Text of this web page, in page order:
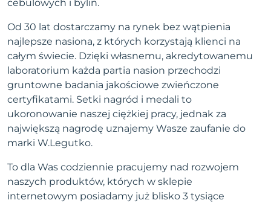
cebulowych i bylin.
Od 30 lat dostarczamy na rynek bez wątpienia
najlepsze nasiona, z których korzystają klienci na
całym świecie. Dzięki własnemu, akredytowanemu
laboratorium każda partia nasion przechodzi
gruntowne badania jakościowe zwieńczone
certyfikatami. Setki nagród i medali to
ukoronowanie naszej ciężkiej pracy, jednak za
największą nagrodę uznajemy Wasze zaufanie do
marki W.Legutko.
To dla Was codziennie pracujemy nad rozwojem
naszych produktów, których w sklepie
internetowym posiadamy już blisko 3 tysiące